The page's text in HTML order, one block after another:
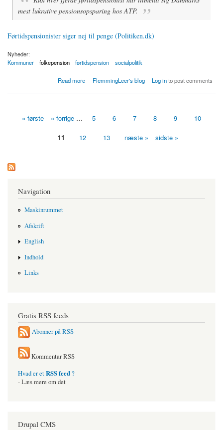
mest lukrative pensionsopsparing hos ATP.
Førtidspensionister siger nej til penge (Politiken.dk)
Nyheder:
Kommuner
folkepension førtidspension socialpolitik
Read more
about Førtidspensionister siger nej til pensionspenge
FlemmingLeer's blog Log into post comments
« første « forrige … 5 6 7 8 9 10
11 12 13 næste » sidste »
Navigation
Maskinrummet
Afskrift
English
Indhold
Links
Gratis RSS feeds
Abonner på RSS
Kommentar RSS
Hvad er etRSS feed ?
- Læs mere om det
Drupal CMS